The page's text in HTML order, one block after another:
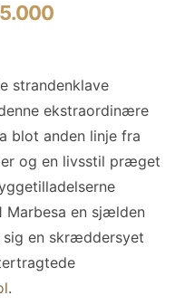
strandenklave
ekstraordinære
blot anden linje fra
og en livsstil præget
Marbesa en sjælden
en skræddersyet
.